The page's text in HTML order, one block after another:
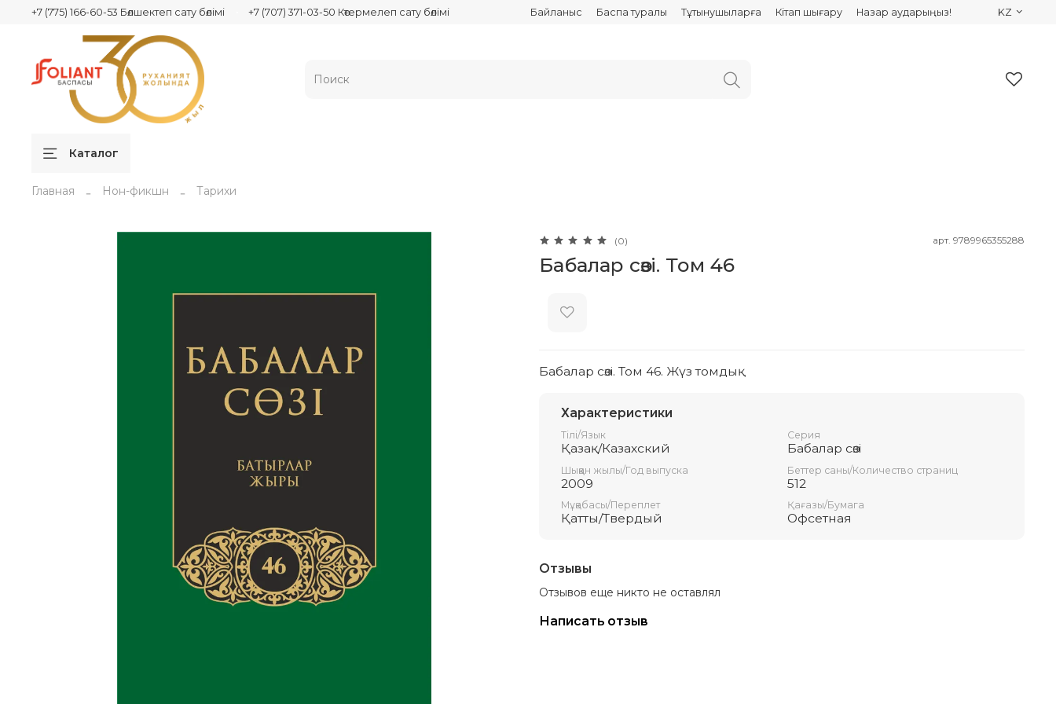
Байланыс Баспа туралы Тұтынушыларға Кітап шығару Назар аударыңыз!
+7 (775) 166-60-53 Бөлшектеп сату бөлімі +7 (707) 371-03-50 Көтермелеп сату бөлімі KZ
Каталог
Главная Нон-фикшн Тарихи
(0) арт. 9789965355288
Бабалар сөзi. Том 46
Бабалар сөзi. Том 46. Жүз томдық
Характеристики
Тілі/Язык
Қазақ/Казахский
Серия
Бабалар сөзi
Шыққан жылы/Год выпуска
2009
Беттер саны/Количество страниц
512
Мұқабасы/Переплет
Қатты/Твердый
Қағазы/Бумага
Офсетная
Отзывы
Отзывов еще никто не оставлял
Написать отзыв